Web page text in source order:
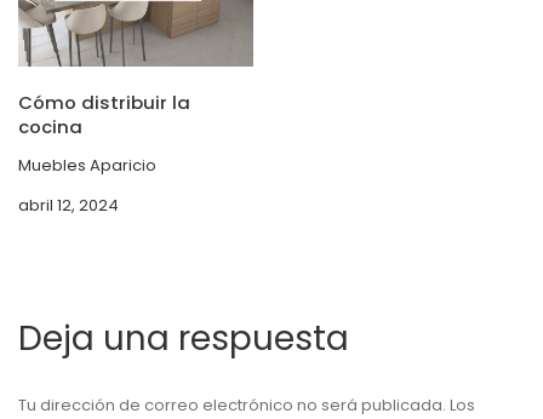
Cómo distribuir la
cocina
Muebles Aparicio
abril 12, 2024
Deja una respuesta
Tu dirección de correo electrónico no será publicada. Los